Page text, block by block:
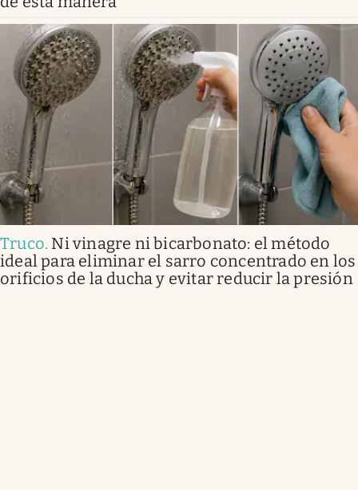
Truco. Ni vinagre ni bicarbonato: el método
ideal para eliminar el sarro concentrado en los
orificios de la ducha y evitar reducir la presión